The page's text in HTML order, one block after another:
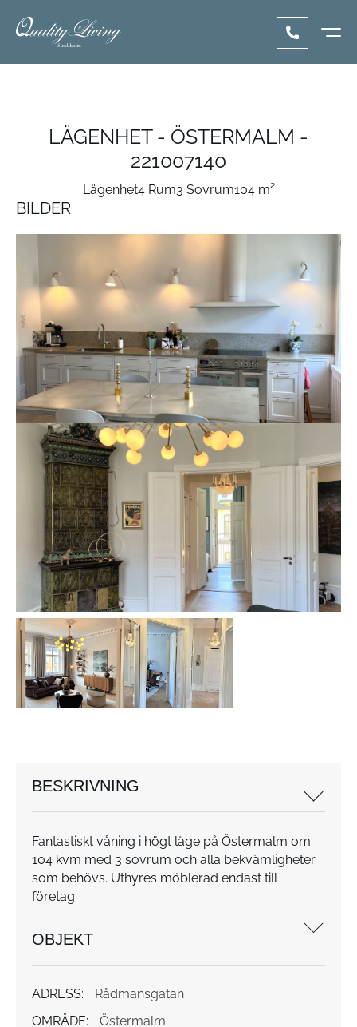
LÄGENHET - ÖSTERMALM -
221007140
Lägenhet4 Rum3 Sovrum104 m²
BILDER
BESKRIVNING
Fantastiskt våning i högt läge på Östermalm om
104 kvm med 3 sovrum och alla bekvämligheter
som behövs. Uthyres möblerad endast till
företag.
OBJEKT
ADRESS:
Rådmansgatan
OMRÅDE:
Östermalm